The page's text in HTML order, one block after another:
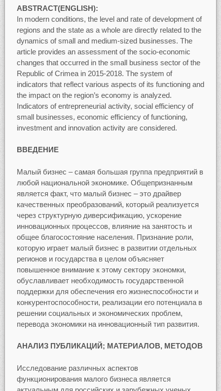
ABSTRACT(ENGLISH):
In modern conditions, the level and rate of development of
regions and the state as a whole are directly related to the
dynamics of small and medium-sized businesses. The
article provides an assessment of the socio-economic
changes that occurred in the small business sector of the
Republic of Crimea in 2015-2018. The system of
indicators that reflect various aspects of its functioning and
the impact on the region’s economy is analyzed.
Indicators of entrepreneurial activity, social efficiency of
small businesses, economic efficiency of functioning,
investment and innovation activity are considered.
ВВЕДЕНИЕ
Малый бизнес – самая большая группа предприятий в
любой национальной экономике. Общепризнанным
является факт, что малый бизнес – это драйвер
качественных преобразований, который реализуется
через структурную диверсификацию, ускорение
инновационных процессов, влияние на занятость и
общее благосостояние населения. Признание роли,
которую играет малый бизнес в развитии отдельных
регионов и государства в целом объясняет
повышенное внимание к этому сектору экономки,
обуславливает необходимость государственной
поддержки для обеспечения его жизнеспособности и
конкурентоспособности, реализации его потенциала в
решении социальных и экономических проблем,
перевода экономики на инновационный тип развития.
АНАЛИЗ ПУБЛИКАЦИЙ; МАТЕРИАЛОВ, МЕТОДОВ
Исследование различных аспектов
функционирования малого бизнеса является